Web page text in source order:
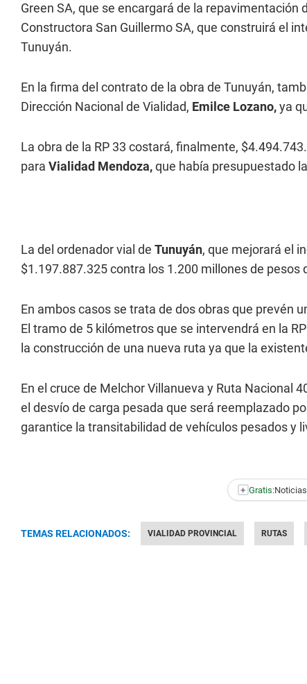
Green SA, que se encargará de la repavimentación
Constructora San Guillermo SA, que construirá el
Tunuyán.
En la firma del contrato de la obra de Tunuyán,
Dirección Nacional de Vialidad, Emilce Lozano,ya
La obra de la RP 33 costará, finalmente,
para Vialidad Mendoza,que había presupuestado
La del ordenador vial de Tunuyán, que mejorará el
$1.197.887.325 contra los 1.200 millones de pesos
En ambos casos se trata de dos obras que prevén
El tramo de 5 kilómetros que se intervendrá en la
la construcción de una nueva ruta ya que la
En el cruce de Melchor Villanueva y Ruta Nacional
el desvío de carga pesada que será reemplazado
garantice la transitabilidad de vehículos pesados y
+ Gratis:
TEMAS RELACIONADOS: VIALIDAD PROVINCIAL RUTAS